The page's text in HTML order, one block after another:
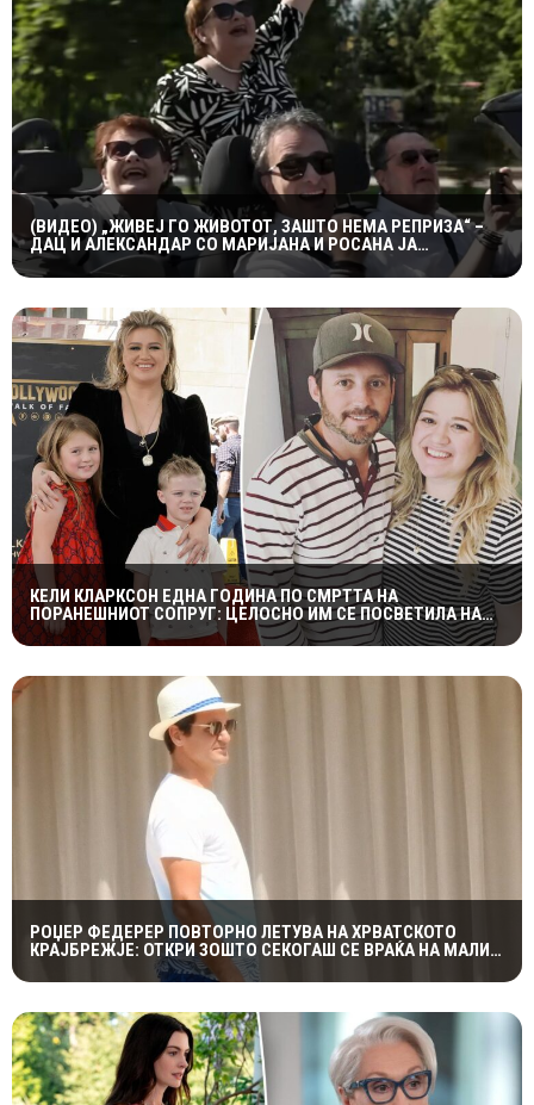
(ВИДЕО) „ЖИВЕЈ ГО ЖИВОТОТ, ЗАШТО НЕМА РЕПРИЗА“ –
ДАЦ И АЛЕКСАНДАР СО МАРИЈАНА И РОСАНА ЈА
ПРЕТСТАВИЈА „ЗАСЕКОГАШ МЛАДИ“
КЕЛИ КЛАРКСОН ЕДНА ГОДИНА ПО СМРТТА НА
ПОРАНЕШНИОТ СОПРУГ: ЦЕЛОСНО ИМ СЕ ПОСВЕТИЛА НА
ДЕЦАТА ВО НАЈТЕШКИОТ ПЕРИОД
РОЏЕР ФЕДЕРЕР ПОВТОРНО ЛЕТУВА НА ХРВАТСКОТО
КРАЈБРЕЖЈЕ: ОТКРИ ЗОШТО СЕКОГАШ СЕ ВРАЌА НА МАЛИ